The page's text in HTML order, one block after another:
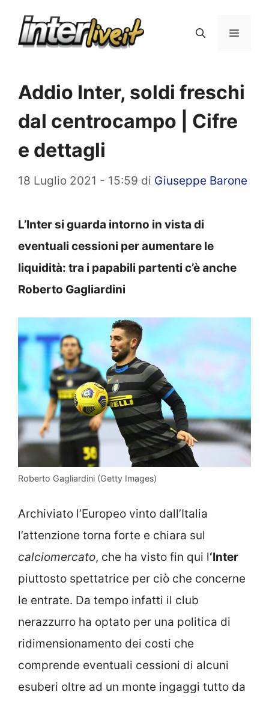
Menu
Addio Inter, soldi freschi
dal centrocampo | Cifre
e dettagli
18 Luglio 2021 - 15:59 di Giuseppe Barone
L’Inter si guarda intorno in vista di
eventuali cessioni per aumentare le
liquidità: tra i papabili partenti c’è anche
Roberto Gagliardini
Roberto Gagliardini (Getty Images)
Archiviato l’Europeo vinto dall’Italia
l’attenzione torna forte e chiara sul
calciomercato, che ha visto fin qui l‘Inter
piuttosto spettatrice per ciò che concerne
le entrate. Da tempo infatti il club
nerazzurro ha optato per una politica di
ridimensionamento dei costi che
comprende eventuali cessioni di alcuni
esuberi oltre ad un monte ingaggi tutto da